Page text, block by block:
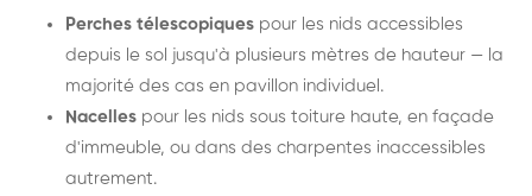
Perches télescopiques pour les nids accessibles
depuis le sol jusqu'à plusieurs mètres de hauteur — la
majorité des cas en pavillon individuel.
Nacelles pour les nids sous toiture haute, en façade
d'immeuble, ou dans des charpentes inaccessibles
autrement.